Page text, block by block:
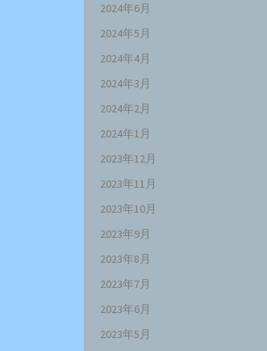
2024年6月
2024年5月
2024年4月
2024年3月
2024年2月
2024年1月
2023年12月
2023年11月
2023年10月
2023年9月
2023年8月
2023年7月
2023年6月
2023年5月